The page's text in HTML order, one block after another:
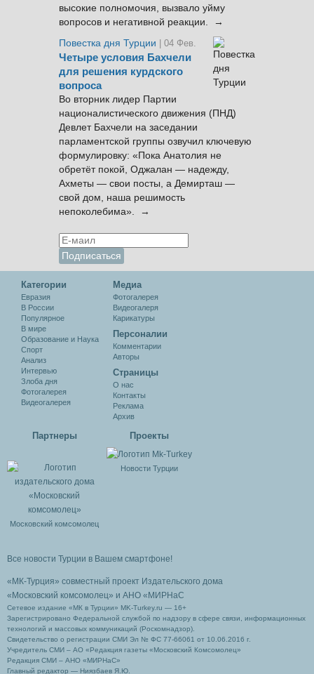
высокие полномочия, вызвало уйму
вопросов и негативной реакции. →
Повестка дня Турции
| 04 Фев.
Четыре условия Бахчели
для решения курдского
вопроса
Во вторник лидер Партии
националистического движения (ПНД)
Девлет Бахчели на заседании
парламентской группы озвучил ключевую
формулировку: «Пока Анатолия не
обретёт покой, Оджалан — надежду,
Ахметы — свои посты, а Демирташ —
свой дом, наша решимость
непоколебима». →
Категории
Евразия
В России
Популярное
В мире
Образование и Наука
Спорт
Анализ
Интервью
Злоба дня
Фотогалерея
Видеогалерея
Медиа
Фотогалерея
Видеогалеря
Карикатуры
Персоналии
Комментарии
Авторы
Cтраницы
О нас
Контакты
Реклама
Архив
Партнеры
Московский комсомолец
Проекты
Новости Турции
Все новости Турции в Вашем смартфоне!
«МК-Турция» совместный проект Издательского дома
«Московский комсомолец» и АНО «МИРНаС
Сетевое издание «МК в Турции» MK-Turkey.ru — 16+
Зарегистрировано Федеральной службой по надзору в сфере связи, информационных
технологий и массовых коммуникаций (Роскомнадзор).
Свидетельство о регистрации СМИ Эл № ФС 77-66061 от 10.06.2016 г.
Учредитель СМИ – АО «Редакция газеты «Московский Комсомолец»
Редакция СМИ – АНО «МИРНаС»
Главный редактор — Ниязбаев Я.Ю.